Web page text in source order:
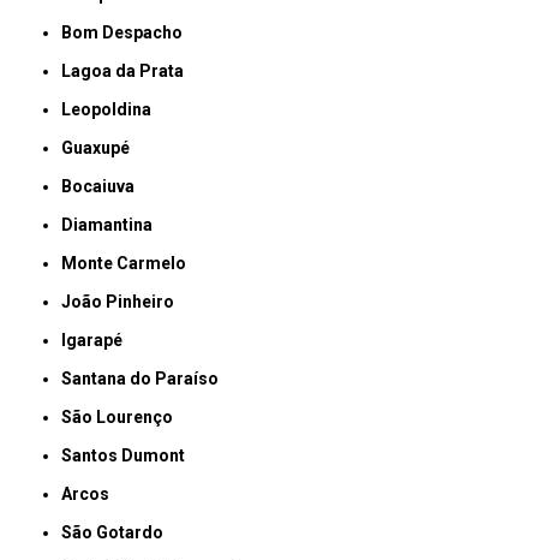
Bom Despacho
Lagoa da Prata
Leopoldina
Guaxupé
Bocaiuva
Diamantina
Monte Carmelo
João Pinheiro
Igarapé
Santana do Paraíso
São Lourenço
Santos Dumont
Arcos
São Gotardo